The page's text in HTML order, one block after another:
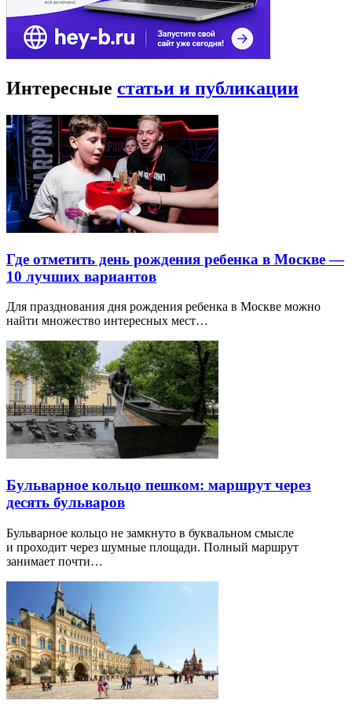
Интересные статьи и публикации
Где отметить день рождения ребенка в Москве —
10 лучших вариантов
Для празднования дня рождения ребенка в Москве можно
найти множество интересных мест…
Бульварное кольцо пешком: маршрут через
десять бульваров
Бульварное кольцо не замкнуто в буквальном смысле
и проходит через шумные площади. Полный маршрут
занимает почти…